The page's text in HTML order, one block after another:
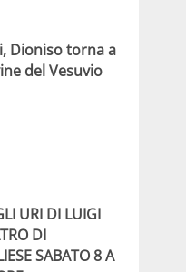
Dioniso torna a
del Vesuvio
URI DI LUIGI
DI
SABATO 8 A